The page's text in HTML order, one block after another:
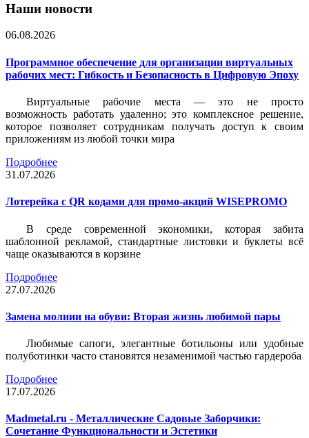
Наши новости
06.08.2026
Программное обеспечение для организации виртуальных
рабочих мест: Гибкость и Безопасность в Цифровую Эпоху
Виртуальные рабочие места — это не просто
возможность работать удаленно; это комплексное решение,
которое позволяет сотрудникам получать доступ к своим
приложениям из любой точки мира
Подробнее
31.07.2026
Лотерейка c QR кодами для промо-акций WISEPROMO
В среде современной экономики, которая забита
шаблонной рекламой, стандартные листовки и буклеты всё
чаще оказываются в корзине
Подробнее
27.07.2026
Замена молнии на обуви: Вторая жизнь любимой пары
Любимые сапоги, элегантные ботильоны или удобные
полуботинки часто становятся незаменимой частью гардероба
Подробнее
17.07.2026
Madmetal.ru - Металлические Садовые Заборчики:
Сочетание Функциональности и Эстетики